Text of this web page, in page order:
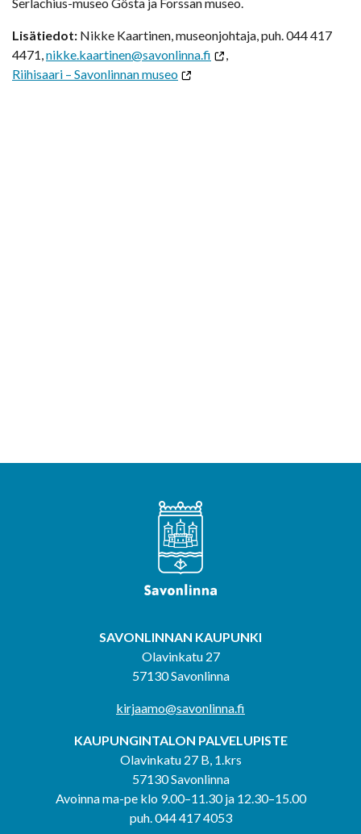
Lisätiedot: Nikke Kaartinen, museonjohtaja, puh. 044 417
4471,nikke.kaartinen@savonlinna.fi
,
Riihisaari – Savonlinnan museo
SAVONLINNAN KAUPUNKI
Olavinkatu 27
57130 Savonlinna
kirjaamo@savonlinna.fi
KAUPUNGINTALON PALVELUPISTE
Olavinkatu 27 B, 1.krs
57130 Savonlinna
Avoinna ma-pe klo 9.00–11.30 ja 12.30–15.00
puh. 044 417 4053